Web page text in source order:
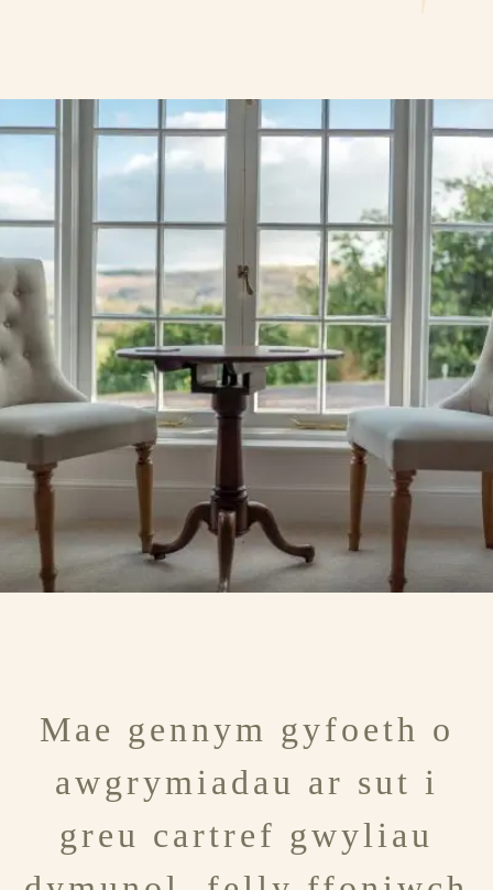
Mae gennym gyfoeth o
awgrymiadau ar sut i
greu cartref gwyliau